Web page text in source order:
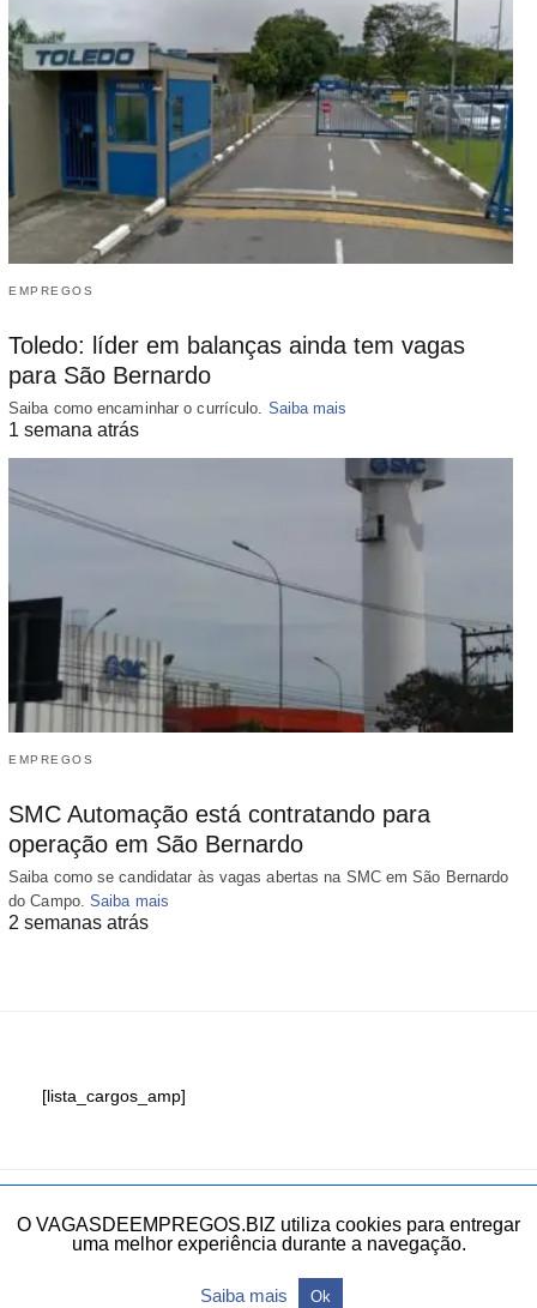
EMPREGOS
Toledo: líder em balanças ainda tem vagas
para São Bernardo
Saiba como encaminhar o currículo. Saiba mais
1 semana atrás
EMPREGOS
SMC Automação está contratando para
operação em São Bernardo
Saiba como se candidatar às vagas abertas na SMC em São Bernardo
do Campo. Saiba mais
2 semanas atrás
[lista_cargos_amp]
Fale conosco
O VAGASDEEMPREGOS.BIZ utiliza cookies para entregar
uma melhor experiência durante a navegação.
Saiba mais Ok